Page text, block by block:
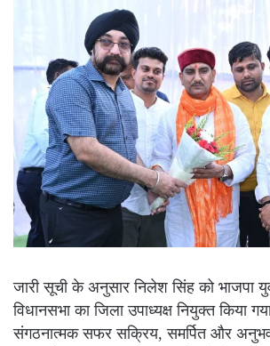
जारी सूची के अनुसार निलेश सिंह को भाजपा
विधानसभा का जिला उपाध्यक्ष नियुक्त किया
संगठनात्मक सफर सक्रिय, समर्पित और